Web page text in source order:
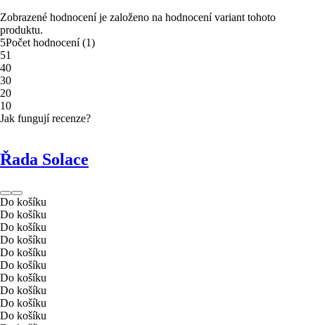
Zobrazené hodnocení je založeno na hodnocení variant tohoto
produktu.
5Počet hodnocení(1)
51
40
30
20
10
Jak fungují recenze?
Řada Solace
Do košíku
Do košíku
Do košíku
Do košíku
Do košíku
Do košíku
Do košíku
Do košíku
Do košíku
Do košíku